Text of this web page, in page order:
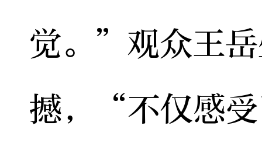
觉。”观众王
撼，“不仅感